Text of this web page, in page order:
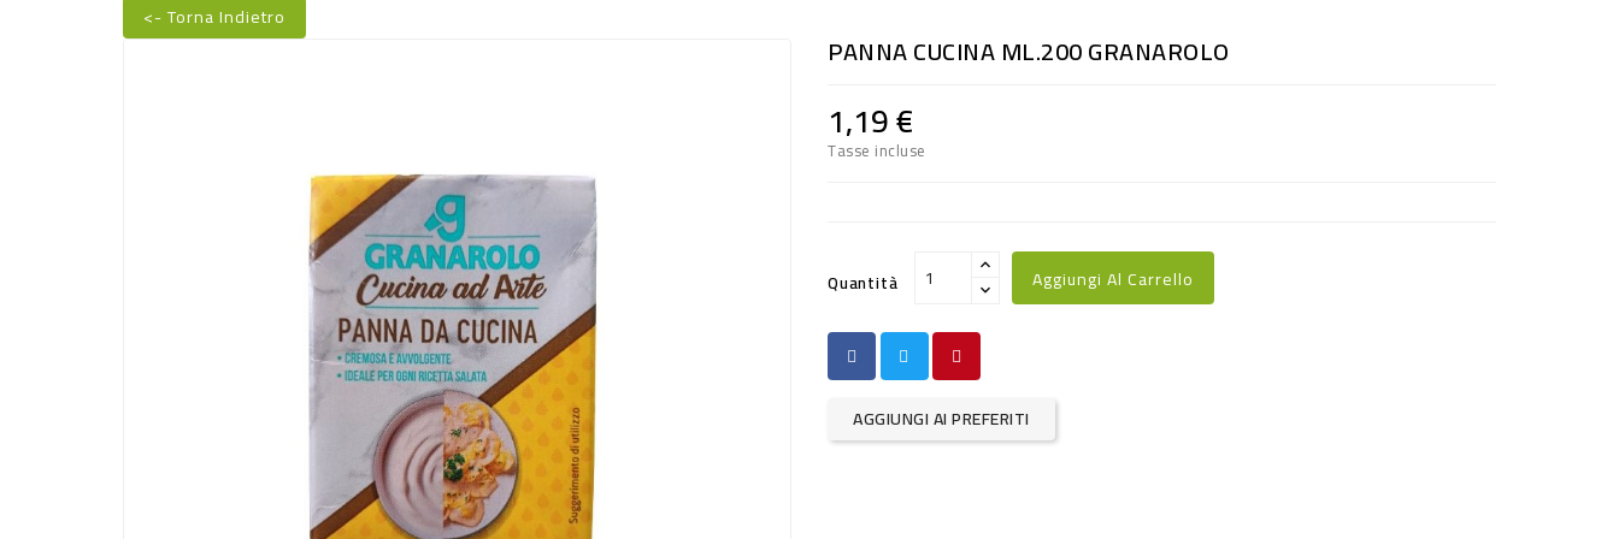
<- Torna Indietro
PANNA CUCINA ML.200 GRANAROLO
1,19 €
Tasse incluse
Quantità Aggiungi Al Carrello
AGGIUNGI AI PREFERITI